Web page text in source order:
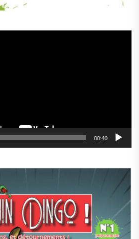
00:40